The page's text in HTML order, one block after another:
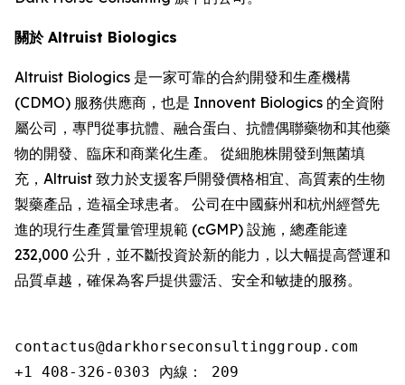
關於 Altruist Biologics
Altruist Biologics 是一家可靠的合約開發和生產機構
(CDMO) 服務供應商，也是 Innovent Biologics 的全資附
屬公司，專門從事抗體、融合蛋白、抗體偶聯藥物和其他藥
物的開發、臨床和商業化生產。 從細胞株開發到無菌填
充，Altruist 致力於支援客戶開發價格相宜、高質素的生物
製藥產品，造福全球患者。 公司在中國蘇州和杭州經營先
進的現行生產質量管理規範 (cGMP) 設施，總產能達
232,000 公升，並不斷投資於新的能力，以大幅提高營運和
品質卓越，確保為客戶提供靈活、安全和敏捷的服務。
contactus@darkhorseconsultinggroup.com
+1 408-326-0303 內線： 209